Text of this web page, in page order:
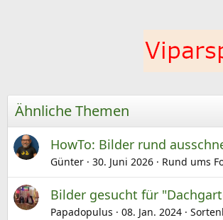
e
n
:
Ähnliche Themen
HowTo: Bilder rund
Günter 30. Juni 2026 Rund ums
Bilder gesucht für
Papadopulus 08. Jan. 2024